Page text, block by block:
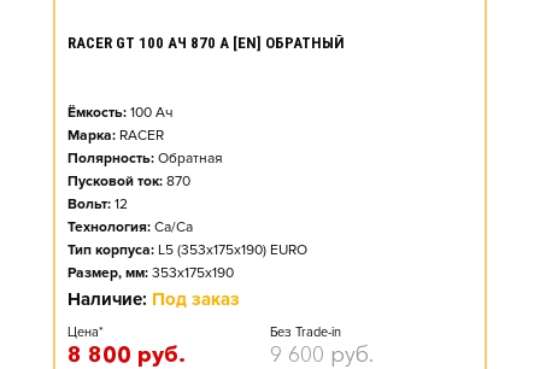
RACER GT 100 АЧ 870 А [EN] ОБРАТНЫЙ
Ёмкость: 100 Ач
Марка: RACER
Полярность: Обратная
Пусковой ток: 870
Вольт: 12
Технология: Ca/Ca
Тип корпуса: L5 (353x175x190) EURO
Размер, мм: 353x175x190
Наличие: Под заказ
Цена*
8 800 руб.
Без Trade-in
9 600 руб.